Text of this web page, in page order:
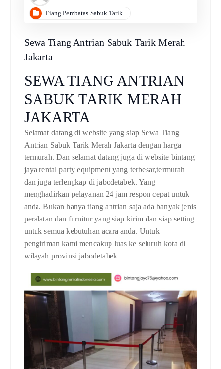
Tiang Pembatas Sabuk Tarik
Sewa Tiang Antrian Sabuk Tarik Merah
Jakarta
SEWA TIANG ANTRIAN
SABUK TARIK MERAH
JAKARTA
Selamat datang di website yang siap Sewa Tiang
Antrian Sabuk Tarik Merah Jakarta dengan harga
termurah. Dan selamat datang juga di website bintang
jaya rental party equipment yang terbesar,termurah
dan juga terlengkap di jabodetabek. Yang
menghadirkan pelayanan 24 jam respon cepat untuk
anda. Bukan hanya tiang antrian saja ada banyak jenis
peralatan dan furnitur yang siap kirim dan siap setting
untuk semua kebutuhan acara anda. Untuk
pengiriman kami mencakup luas ke seluruh kota di
wilayah provinsi jabodetabek.